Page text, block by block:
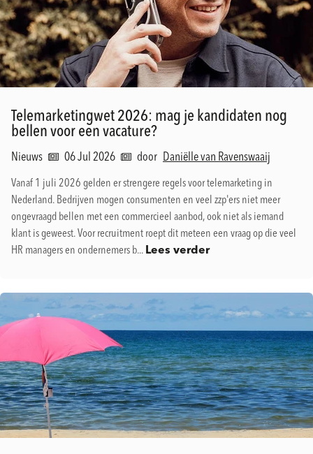
Telemarketingwet 2026: mag je kandidaten nog
bellen voor een vacature?
Nieuws 06 Jul 2026 door Daniëlle van Ravenswaaij
Vanaf 1 juli 2026 gelden er strengere regels voor telemarketing in
Nederland. Bedrijven mogen consumenten en veel zzp'ers niet meer
ongevraagd bellen met een commercieel aanbod, ook niet als iemand
klant is geweest. Voor recruitment roept dit meteen een vraag op die veel
HR managers en ondernemers b... Lees verder